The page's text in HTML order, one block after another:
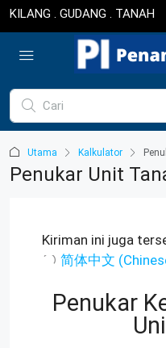
KILANG . GUDANG . TANAH
Utama Kalkulator
Penukar Unit
Kiriman ini juga
简体中文 (
Penukar